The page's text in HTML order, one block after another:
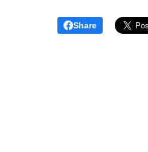
Share